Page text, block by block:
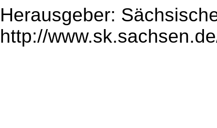
Herausgeber:
http://